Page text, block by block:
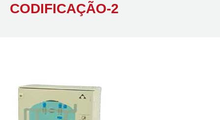
CODIFICAÇÃO-2